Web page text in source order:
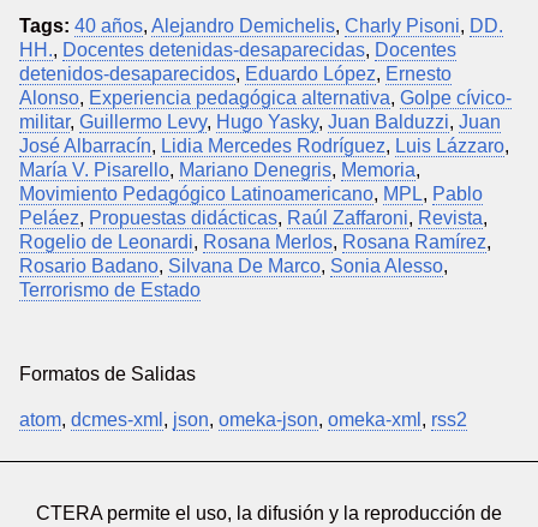
Tags: 40 años, Alejandro Demichelis, Charly Pisoni, DD.
HH., Docentes detenidas-desaparecidas, Docentes
detenidos-desaparecidos, Eduardo López, Ernesto
Alonso, Experiencia pedagógica alternativa, Golpe cívico-
militar, Guillermo Levy, Hugo Yasky, Juan Balduzzi, Juan
José Albarracín, Lidia Mercedes Rodríguez, Luis Lázzaro,
María V. Pisarello, Mariano Denegris, Memoria,
Movimiento Pedagógico Latinoamericano, MPL, Pablo
Peláez, Propuestas didácticas, Raúl Zaffaroni, Revista,
Rogelio de Leonardi, Rosana Merlos, Rosana Ramírez,
Rosario Badano, Silvana De Marco, Sonia Alesso,
Terrorismo de Estado
Formatos de Salidas
atom, dcmes-xml , json, omeka-json, omeka-xml , rss2
CTERA permite el uso, la difusión y la reproducción de